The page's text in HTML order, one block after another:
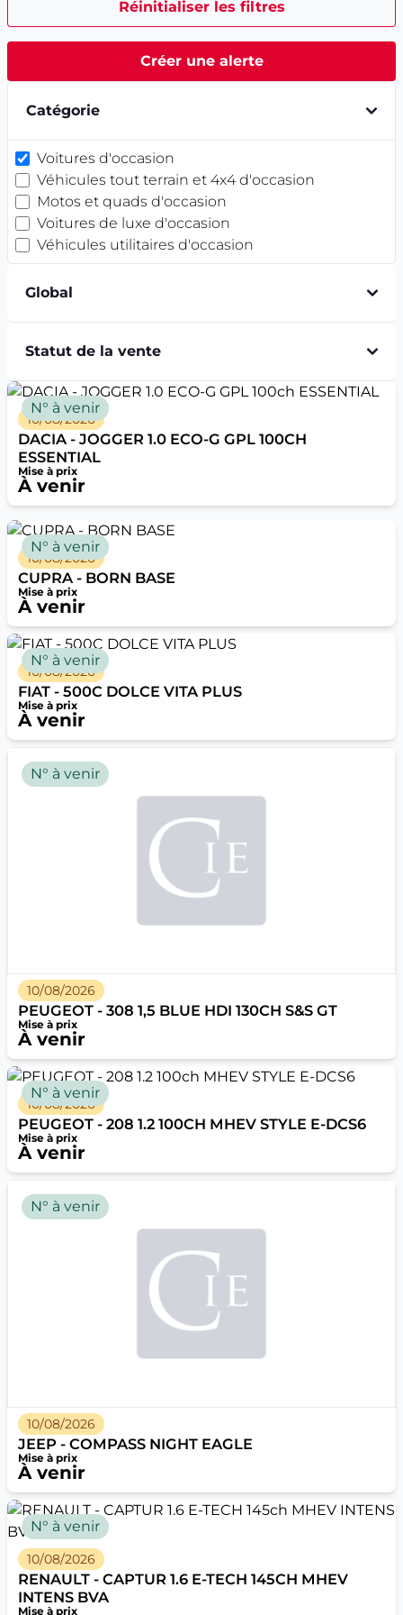
Réinitialiser les filtres
Créer une alerte
Catégorie
Voitures d'occasion
Véhicules tout terrain et 4x4 d'occasion
Motos et quads d'occasion
Voitures de luxe d'occasion
Véhicules utilitaires d'occasion
Global
Statut de la vente
N° à venir
10/08/2026
DACIA - JOGGER 1.0 ECO-G GPL 100CH
ESSENTIAL
Mise à prix
À venir
N° à venir
10/08/2026
CUPRA - BORN BASE
Mise à prix
À venir
N° à venir
10/08/2026
FIAT - 500C DOLCE VITA PLUS
Mise à prix
À venir
N° à venir
10/08/2026
PEUGEOT - 308 1,5 BLUE HDI 130CH S&S GT
Mise à prix
À venir
N° à venir
10/08/2026
PEUGEOT - 208 1.2 100CH MHEV STYLE E-DCS6
Mise à prix
À venir
N° à venir
10/08/2026
JEEP - COMPASS NIGHT EAGLE
Mise à prix
À venir
N° à venir
10/08/2026
RENAULT - CAPTUR 1.6 E-TECH 145CH MHEV
INTENS BVA
Mise à prix